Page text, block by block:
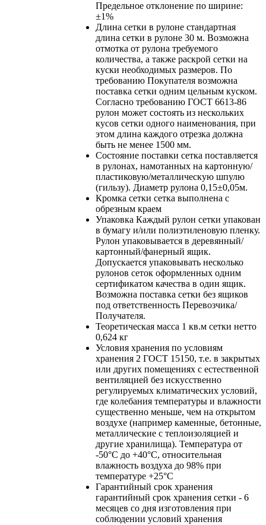
Предельное отклонение по ширине:
±1%
Длина сетки в рулоне стандартная
длина сетки в рулоне 30 м. Возможна
отмотка от рулона требуемого
количества, а также раскрой сетки на
куски необходимых размеров. По
требованию Покупателя возможна
поставка сетки одним цельным куском.
Согласно требованию ГОСТ 6613-86
рулон может состоять из нескольких
кусов сетки одного наименования, при
этом длина каждого отрезка должна
быть не менее 1500 мм.
Состояние поставки сетка поставляется
в рулонах, намотанных на картонную/
пластиковую/металлическую шпулю
(гильзу). Диаметр рулона 0,15±0,05м.
Кромка сетки сетка выполнена с
обрезным краем
Упаковка Каждый рулон сетки упакован
в бумагу и/или полиэтиленовую пленку.
Рулон упаковывается в деревянный/
картонный/фанерный ящик.
Допускается упаковывать несколько
рулонов сеток оформленных одним
сертификатом качества в один ящик.
Возможна поставка сетки без ящиков
под ответственность Перевозчика/
Получателя.
Теоретическая масса 1 кв.м сетки нетто
0,624 кг
Условия хранения по условиям
хранения 2 ГОСТ 15150, т.е. в закрытых
или других помещениях с естественной
вентиляцией без искусственно
регулируемых климатических условий,
где колебания температуры и влажности
существенно меньше, чем на открытом
воздухе (например каменные, бетонные,
металлические с теплоизоляцией и
другие хранилища). Температура от
-50°С до +40°С, относительная
влажность воздуха до 98% при
температуре +25°С
Гарантийный срок хранения
гарантийный срок хранения сетки - 6
месяцев со дня изготовления при
соблюдении условий хранения